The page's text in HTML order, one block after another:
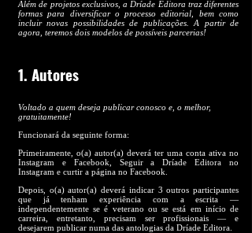
Além de projetos exclusivos, a Dríade Editora traz diferentes
formas para diversificar o processo editorial, bem como
incluir novas possibilidades de publicações. A partir de
agora, teremos dois modelos de possíveis parcerias!
1. Autores
Voltado a quem deseja publicar conosco e, o melhor,
gratuitamente!
Funcionará da seguinte forma:
Primeiramente, o(a) autor(a) deverá ter uma conta ativa no
Instagram e Facebook, Seguir a Dríade Editora no
Instagram e curtir a página no Facebook.
Depois, o(a) autor(a) deverá indicar 3 outros participantes
que já tenham experiência com a escrita —
independentemente se é veterano ou se está em início de
carreira, entretanto, precisam ser profissionais — e
desejarem publicar numa das antologias da Dríade Editora.